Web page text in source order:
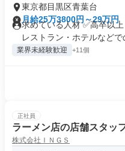
東京都目黒区青葉台
月給25万3800円～29万円
求めている人材 ✅高卒以
レストラン・ホテルなどで
業界未経験歓迎 +11個
正社員
ラーメン店の店舗スタッ
株式会社ＩＮＧＳ